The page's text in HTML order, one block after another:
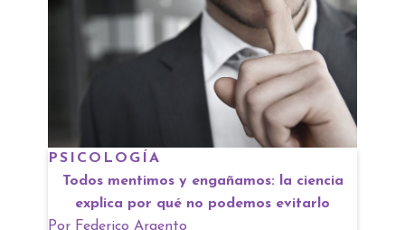
PSICOLOGÍA
Todos mentimos y engañamos: la ciencia
explica por qué no podemos evitarlo
Por Federico Argento